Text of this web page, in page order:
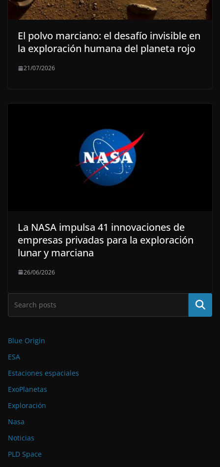
El polvo marciano: el desafío invisible en
la exploración humana del planeta rojo
21/07/2026
La NASA impulsa 41 innovaciones de
empresas privadas para la exploración
lunar y marciana
26/06/2026
Buscar
Blue Origin
ESA
Estaciones espaciales
ExoPlanetas
Exploración
Nasa
Noticias
PLD Space